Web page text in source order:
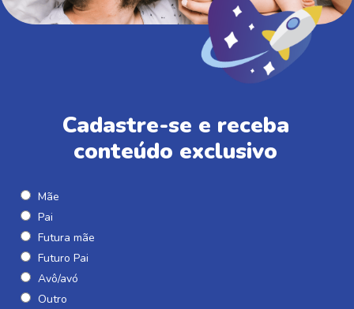
Cadastre-se e receba
conteúdo exclusivo
Mãe
Pai
Futura mãe
Futuro Pai
Avô/avó
Outro